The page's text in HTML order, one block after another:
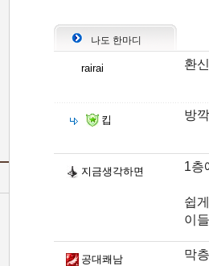
나도 한마디
rairai 환
킵 방
지금생각하면 1층
쉽
이
공대쾌남 막